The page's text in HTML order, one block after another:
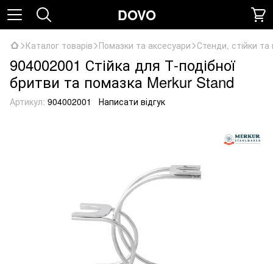
DOVO
Каталог товарів Помазки та аксесуари Стенди, стійки та
904002001 Стійка для Т-подібної
бритви та помазка Merkur Stand
Артикул: 904002001 Написати відгук